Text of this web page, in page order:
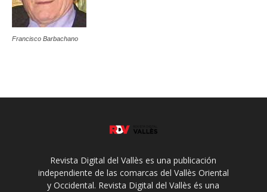
Francisco Barbachano
Revista Digital del Vallès es una publicación
independiente de las comarcas del Vallès Oriental
y Occidental. Revista Digital del Vallès és una